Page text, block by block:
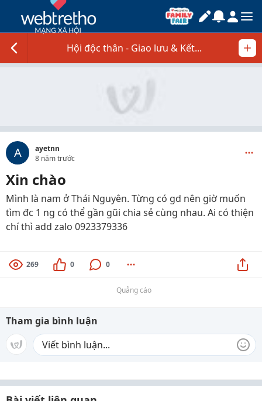
Hội độc thân - Giao lưu & Kết...
A
ayetnn
8 năm trước
Xin chào
Mình là nam ở Thái Nguyên. Từng có gd nên giờ muốn
tìm đc 1 ng có thể gần gũi chia sẻ cùng nhau. Ai có thiện
chí thì add zalo 0923379336
269 0 0
Quảng cáo
Tham gia bình luận